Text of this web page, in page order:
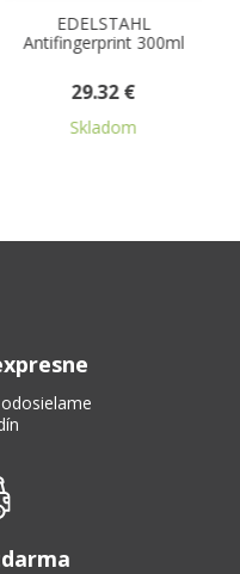
EDELSTAHL
Antifingerprint 300ml
29.32 €
Skladom